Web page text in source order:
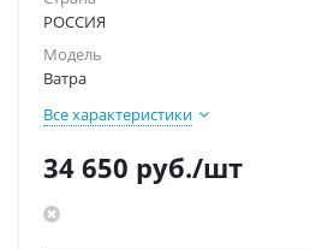
РОССИЯ
Модель
Ватра
Все характеристики
34 650 руб./шт